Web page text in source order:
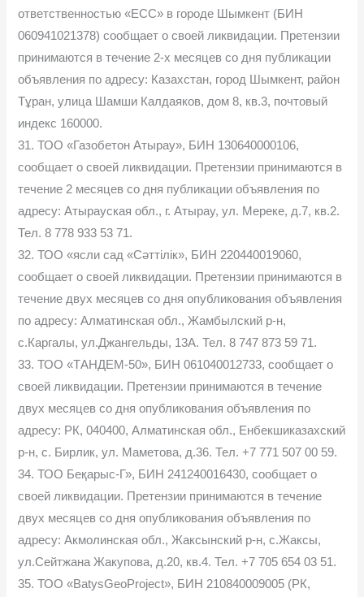
ответственностью «ЕСС» в городе Шымкент (БИН
060941021378) сообщает о своей ликвидации. Претензии
принимаются в течение 2-х месяцев со дня публикации
объявления по адресу: Казахстан, город Шымкент, район
Тұран, улица Шамши Калдаяков, дом 8, кв.3, почтовый
индекс 160000.
31. ТОО «Газобетон Атырау», БИН 130640000106,
сообщает о своей ликвидации. Претензии принимаются в
течение 2 месяцев со дня публикации объявления по
адресу: Атырауская обл., г. Атырау, ул. Мереке, д.7, кв.2.
Тел. 8 778 933 53 71.
32. ТОО «ясли сад «Сәттілік», БИН 220440019060,
сообщает о своей ликвидации. Претензии принимаются в
течение двух месяцев со дня опубликования объявления
по адресу: Алматинская обл., Жамбылский р-н,
с.Каргалы, ул.Джангельды, 13А. Тел. 8 747 873 59 71.
33. ТОО «ТАНДЕМ-50», БИН 061040012733, сообщает о
своей ликвидации. Претензии принимаются в течение
двух месяцев со дня опубликования объявления по
адресу: РК, 040400, Алматинская обл., Енбекшиказахский
р-н, с. Бирлик, ул. Маметова, д.36. Тел. +7 771 507 00 59.
34. ТОО Беқарыс-Г», БИН 241240016430, сообщает о
своей ликвидации. Претензии принимаются в течение
двух месяцев со дня опубликования объявления по
адресу: Акмолинская обл., Жаксынский р-н, с.Жаксы,
ул.Сейтжана Жакупова, д.20, кв.4. Тел. +7 705 654 03 51.
35. ТОО «BatysGeoProject», БИН 210840009005 (РК,